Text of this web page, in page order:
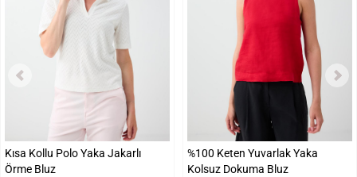
Kısa Kollu Polo Yaka Jakarlı
Örme Bluz
%100 Keten Yuvarlak Yaka
Kolsuz Dokuma Bluz